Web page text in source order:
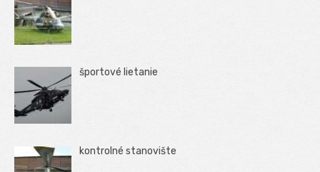
športové lietanie
kontrolné stanovište